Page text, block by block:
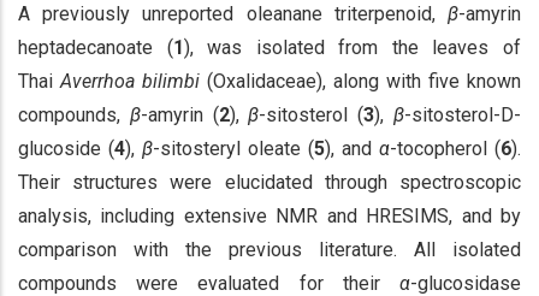
A previously unreported oleanane triterpenoid, β-amyrin
heptadecanoate (1), was isolated from the leaves of
Thai Averrhoa bilimbi (Oxalidaceae), along with five known
compounds, β-amyrin (2),β-sitosterol (3),β-sitosterol-D-
glucoside (4), β-sitosteryl oleate (5), and α-tocopherol (6).
Their structures were elucidated through spectroscopic
analysis, including extensive NMR and HRESIMS, and by
comparison with the previous literature. All isolated
compounds were evaluated for their α-glucosidase